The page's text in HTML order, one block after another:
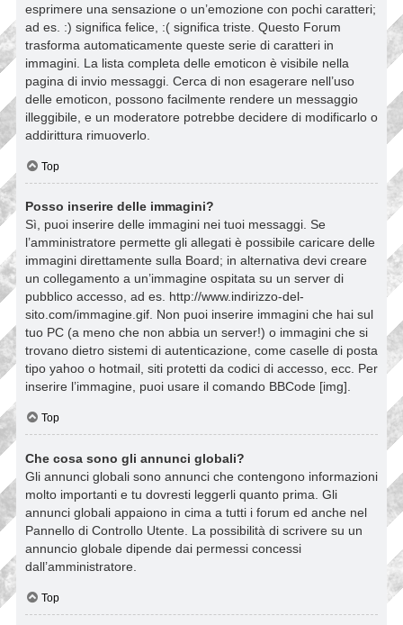
esprimere una sensazione o un’emozione con pochi caratteri;
ad es. :) significa felice, :( significa triste. Questo Forum
trasforma automaticamente queste serie di caratteri in
immagini. La lista completa delle emoticon è visibile nella
pagina di invio messaggi. Cerca di non esagerare nell’uso
delle emoticon, possono facilmente rendere un messaggio
illeggibile, e un moderatore potrebbe decidere di modificarlo o
addirittura rimuoverlo.
Top
Posso inserire delle immagini?
Sì, puoi inserire delle immagini nei tuoi messaggi. Se
l’amministratore permette gli allegati è possibile caricare delle
immagini direttamente sulla Board; in alternativa devi creare
un collegamento a un’immagine ospitata su un server di
pubblico accesso, ad es. http://www.indirizzo-del-
sito.com/immagine.gif. Non puoi inserire immagini che hai sul
tuo PC (a meno che non abbia un server!) o immagini che si
trovano dietro sistemi di autenticazione, come caselle di posta
tipo yahoo o hotmail, siti protetti da codici di accesso, ecc. Per
inserire l’immagine, puoi usare il comando BBCode [img].
Top
Che cosa sono gli annunci globali?
Gli annunci globali sono annunci che contengono informazioni
molto importanti e tu dovresti leggerli quanto prima. Gli
annunci globali appaiono in cima a tutti i forum ed anche nel
Pannello di Controllo Utente. La possibilità di scrivere su un
annuncio globale dipende dai permessi concessi
dall’amministratore.
Top